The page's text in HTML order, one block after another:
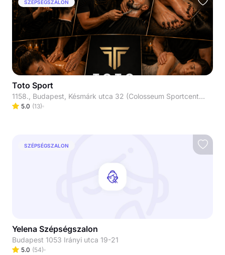
SZÉPSÉGSZALON
Toto Sport
1158., Budapest, Késmárk utca 32 (Colosseum Sportcentrum földszint)
5.0 (13)
SZÉPSÉGSZALON
Yelena Szépségszalon
Budapest 1053 Irányi utca 19-21
5.0 (54)